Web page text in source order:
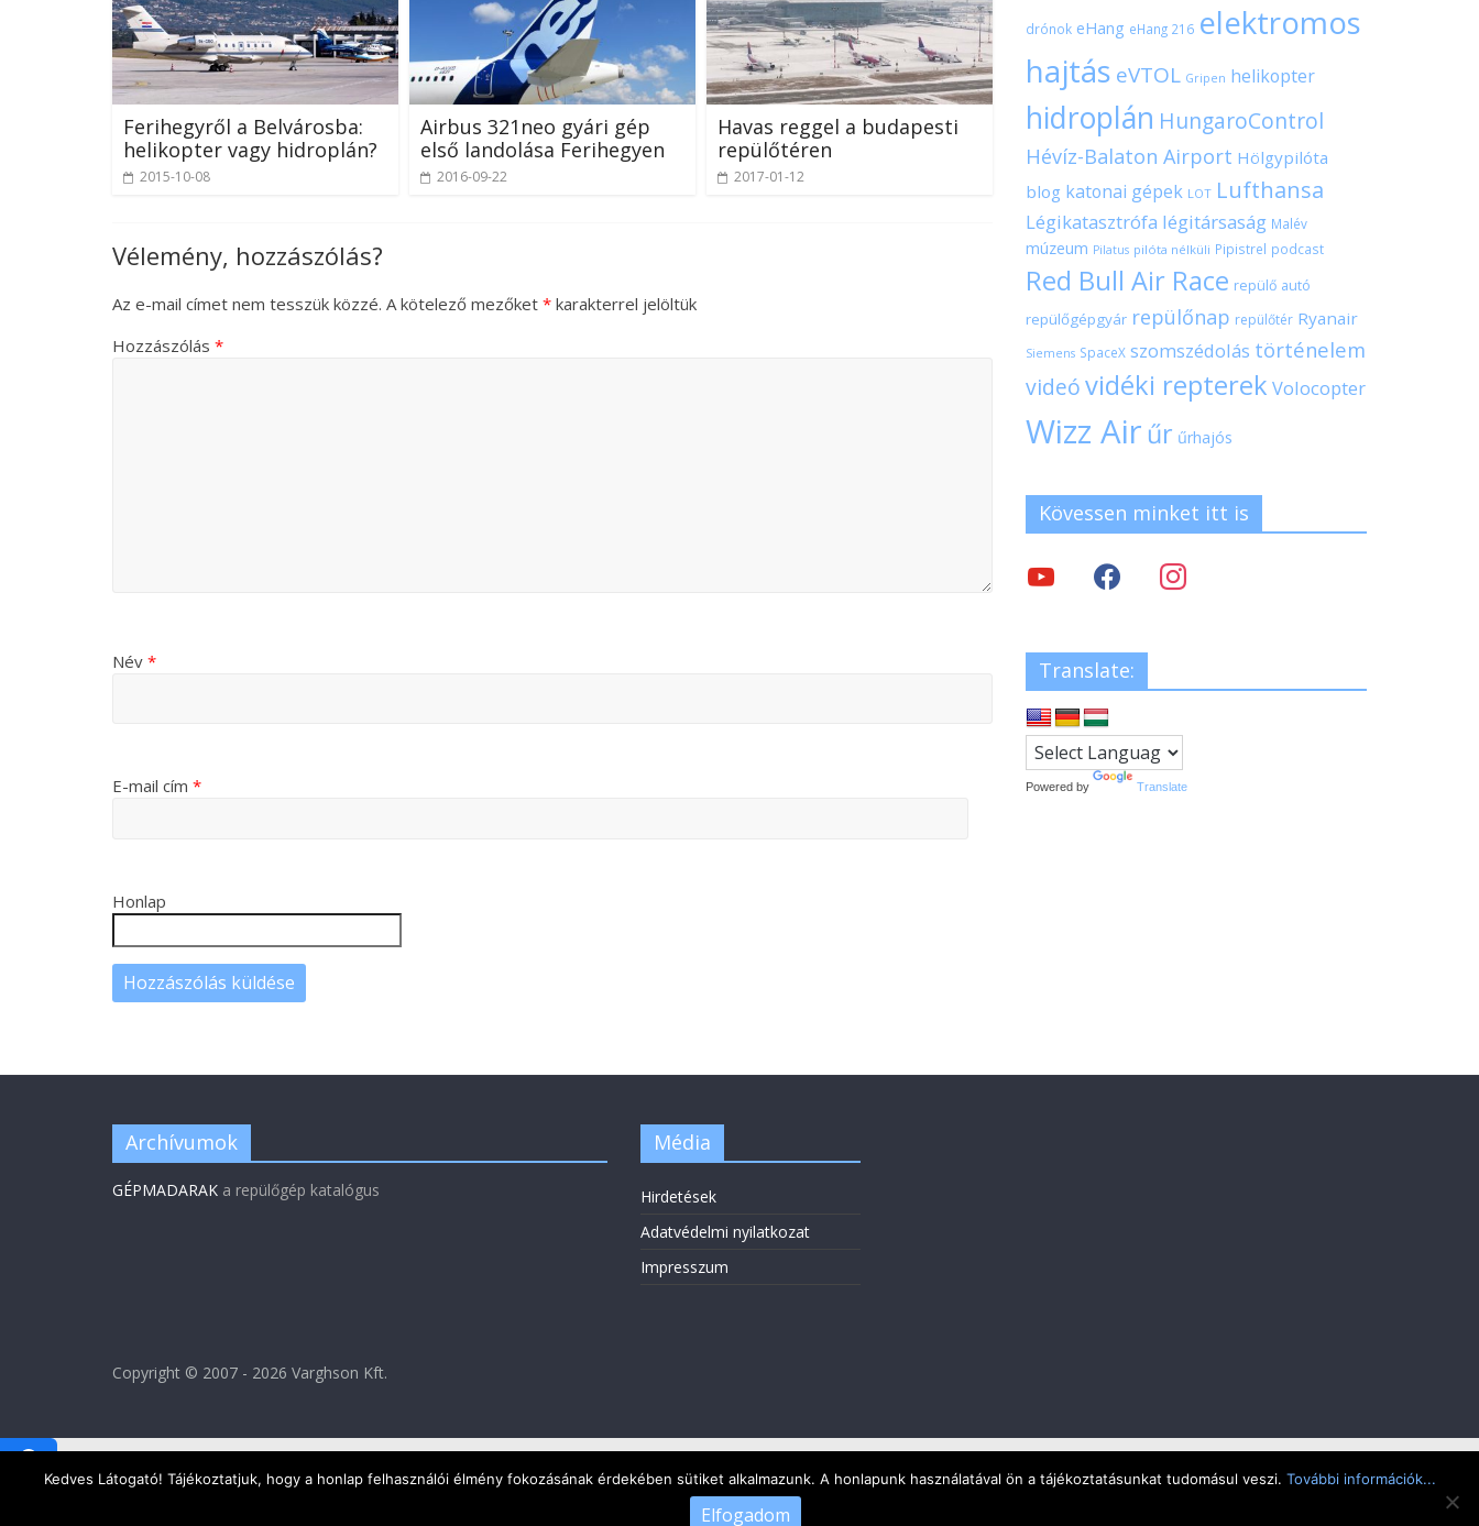
Ferihegyről a Belvárosba:
helikopter vagy hidroplán?
2015-10-08
Airbus 321neo gyári gép
első landolása Ferihegyen
2016-09-22
Havas reggel a budapesti
repülőtéren
2017-01-12
Vélemény, hozzászólás?
Az e-mail címet nem tesszük közzé. A kötelező mezőket * karakterrel jelöltük
Hozzászólás *
Név *
E-mail cím *
Honlap
drónok eHang eHang 216 elektromos
hajtás eVTOL Gripen helikopter
hidroplán HungaroControl
Hévíz-Balaton Airport Hölgypilóta
blog katonai gépek LOT Lufthansa
Légikatasztrófa légitársaság Malév
múzeum Pilatus pilóta nélküli Pipistrel podcast
Red Bull Air Race repülő autó
repülőgépgyár repülőnap repülőtér Ryanair
Siemens SpaceX szomszédolás történelem
videóvidéki repterek Volocopter
Wizz Air űr űrhajós
Kövessen minket itt is
Translate:
Powered by Translate
Archívumok
GÉPMADARAK a repülőgép katalógus
Média
Hirdetések
Adatvédelmi nyilatkozat
Impresszum
Copyright © 2007 - 2026 Varghson Kft.
Kedves Látogató! Tájékoztatjuk, hogy a honlap felhasználói élmény fokozásának érdekében sütiket alkalmazunk. A honlapunk használatával ön a tájékoztatásunkat tudomásul veszi. További információk...
Elfogadom